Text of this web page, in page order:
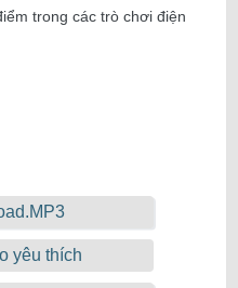
trong các trò chơi điện
yêu thích